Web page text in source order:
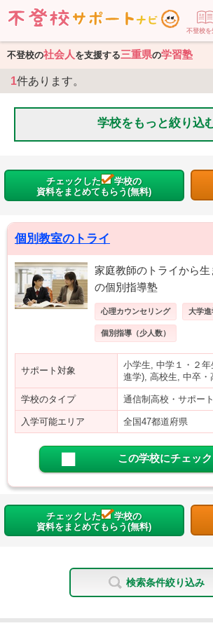
不登校を
不登校の社会人 を支援する三重県の学習塾
1件あります。
学校をもっと絞り込
チェックした
学校の
資料をまとめてもらう(無料)
個別教室のトライ
家庭教師のトライから生
の個別指導塾
心理カウンセリング 大学進
個別指導（少人数）
サポート対象
小学生, 中学１・２
進学), 高校生, 中卒・
学校のタイプ 通信制高校・サポー
入学可能エリア 全国47都道府県
この学校にチェック
チェックした
学校の
資料をまとめてもらう(無料)
検索条件絞り込み